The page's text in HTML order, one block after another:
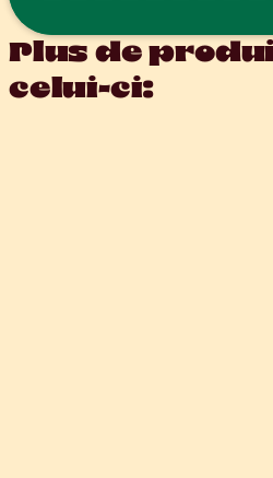
Plus de
celui-ci: